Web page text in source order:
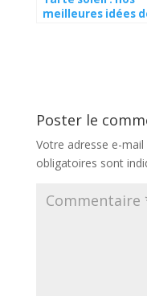
meilleures idées
Poster le
Votre adresse e-
obligatoires sont